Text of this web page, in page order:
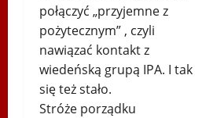
połączyć „przyjemne z
pożytecznym” , czyli
nawiązać kontakt z
wiedeńską grupą IPA. I tak
się też stało.
Stróże porządku